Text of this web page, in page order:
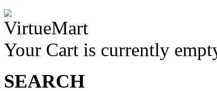
Your Cart is currently
SEARCH